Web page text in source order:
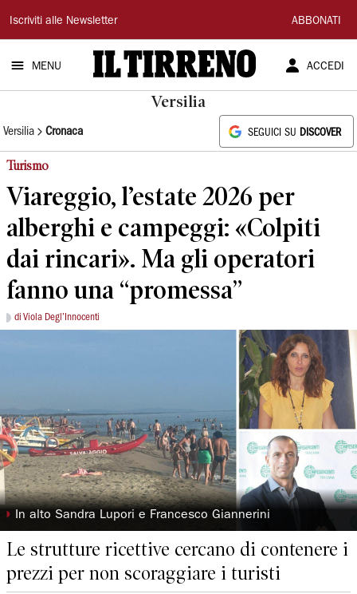
Il
Tirreno
Iscriviti alle Newsletter ABBONATI
MENU ACCEDI
Versilia
Versilia Cronaca SEGUICI SU DISCOVER
Turismo
Viareggio, l’estate 2026 per
alberghi e campeggi: «Colpiti
dai rincari». Ma gli operatori
fanno una “promessa”
di Viola Degl’Innocenti
◗ In alto Sandra Lupori e Francesco Giannerini
Le strutture ricettive cercano di contenere i
prezzi per non scoraggiare i turisti